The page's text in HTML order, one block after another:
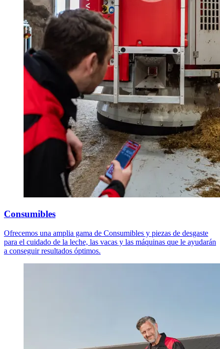
Consumibles
Ofrecemos una amplia gama de Consumibles y piezas de desgaste
para el cuidado de la leche, las vacas y las máquinas que le ayudarán
a conseguir resultados óptimos.